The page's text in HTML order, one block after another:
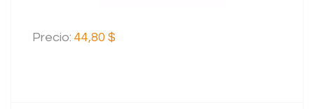
Precio: 44,80 $